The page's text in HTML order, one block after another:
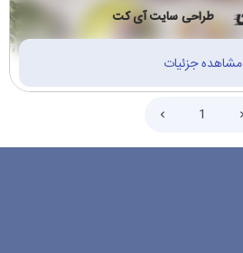
طراحی سایت آی کت
مشاهده جزئیات
1